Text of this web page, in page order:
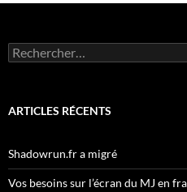
Rechercher :
ARTICLES RÉCENTS
Shadowrun.fr a migré
Vos besoins sur l’écran du MJ en